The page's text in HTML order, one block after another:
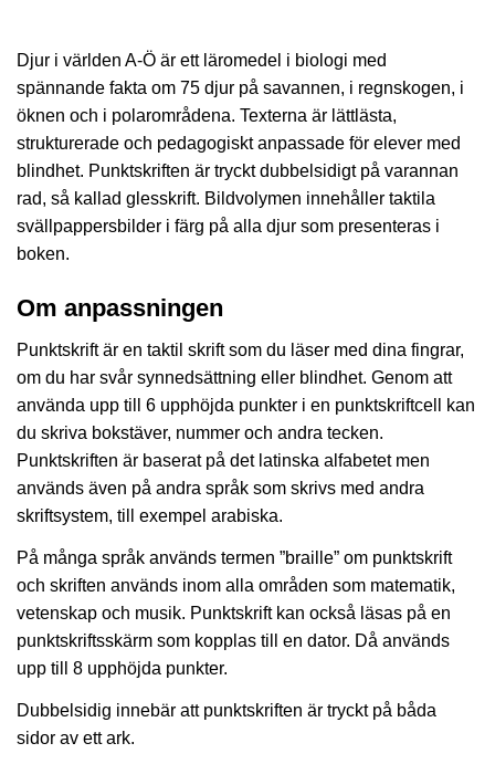
Djur i världen A-Ö är ett läromedel i biologi med
spännande fakta om 75 djur på savannen, i regnskogen, i
öknen och i polarområdena. Texterna är lättlästa,
strukturerade och pedagogiskt anpassade för elever med
blindhet. Punktskriften är tryckt dubbelsidigt på varannan
rad, så kallad glesskrift. Bildvolymen innehåller taktila
svällpappersbilder i färg på alla djur som presenteras i
boken.
Om anpassningen
Punktskrift är en taktil skrift som du läser med dina fingrar,
om du har svår synnedsättning eller blindhet. Genom att
använda upp till 6 upphöjda punkter i en punktskriftcell kan
du skriva bokstäver, nummer och andra tecken.
Punktskriften är baserat på det latinska alfabetet men
används även på andra språk som skrivs med andra
skriftsystem, till exempel arabiska.
På många språk används termen ”braille” om punktskrift
och skriften används inom alla områden som matematik,
vetenskap och musik. Punktskrift kan också läsas på en
punktskriftsskärm som kopplas till en dator. Då används
upp till 8 upphöjda punkter.
Dubbelsidig innebär att punktskriften är tryckt på båda
sidor av ett ark.